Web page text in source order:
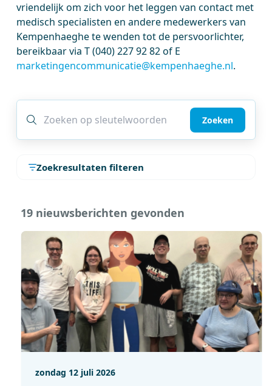
vriendelijk om zich voor het leggen van contact met
medisch specialisten en andere medewerkers van
Kempenhaeghe te wenden tot de persvoorlichter,
bereikbaar via T (040) 227 92 82 of E
marketingencommunicatie@kempenhaeghe.nl.
Zoeken
Zoekresultaten filteren
19 nieuwsberichten gevonden
zondag 12 juli 2026